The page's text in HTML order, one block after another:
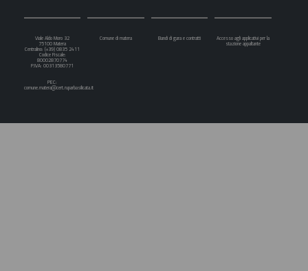
Viale Aldo Moro 32
75100 Matera
Centralino: (+39) 0835 2411
Codice Fiscale:
80002870774
P.IVA: 00313580771
PEC:
comune.matera@cert.ruparbasilicata.it
Comune di matera Bandi di gara e contratti Accesso agli applicativi per la
stazione appaltante